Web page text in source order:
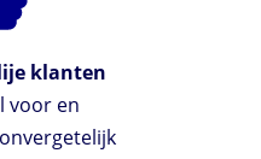
klanten
voor en